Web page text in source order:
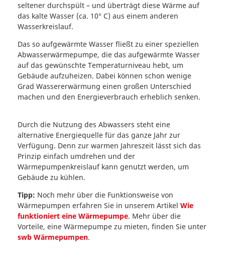
seltener durchspült – und überträgt diese Wärme auf
das kalte Wasser (ca. 10° C) aus einem anderen
Wasserkreislauf.
Das so aufgewärmte Wasser fließt zu einer speziellen
Abwasserwärmepumpe, die das aufgewärmte Wasser
auf das gewünschte Temperaturniveau hebt, um
Gebäude aufzuheizen. Dabei können schon wenige
Grad Wassererwärmung einen großen Unterschied
machen und den Energieverbrauch erheblich senken.
Durch die Nutzung des Abwassers steht eine
alternative Energiequelle für das ganze Jahr zur
Verfügung. Denn zur warmen Jahreszeit lässt sich das
Prinzip einfach umdrehen und der
Wärmepumpenkreislauf kann genutzt werden, um
Gebäude zu kühlen.
Tipp: Noch mehr über die Funktionsweise von
Wärmepumpen erfahren Sie in unserem Artikel Wie
funktioniert eine Wärmepumpe. Mehr über die
Vorteile, eine Wärmepumpe zu mieten, finden Sie unter
swb Wärmepumpen.